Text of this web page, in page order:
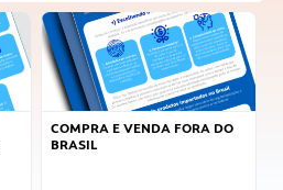
COMPRA E VENDA FORA DO
BRASIL